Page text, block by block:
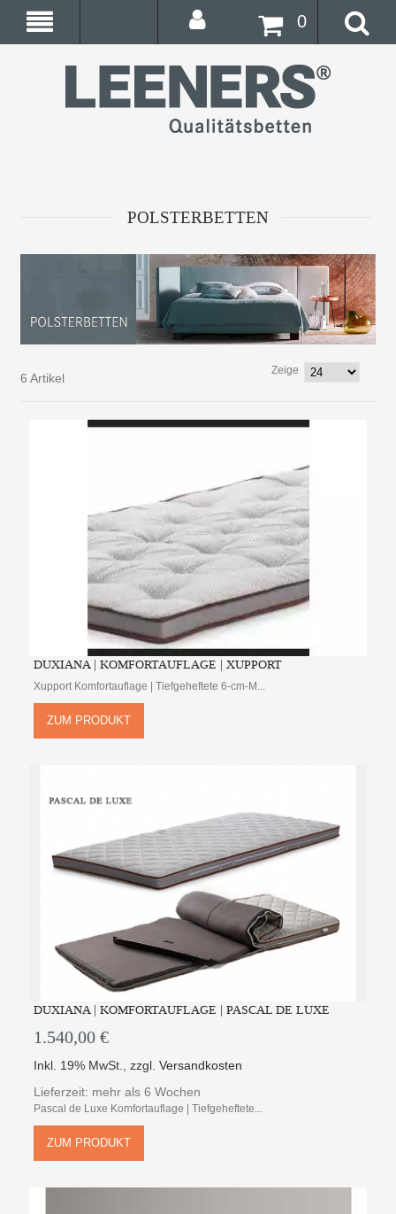
0
POLSTERBETTEN
6 Artikel
Zeige
DUXIANA | KOMFORTAUFLAGE | XUPPORT
Xupport Komfortauflage | Tiefgeheftete 6-cm-M...
ZUM PRODUKT
DUXIANA | KOMFORTAUFLAGE | PASCAL DE LUXE
1.540,00 €
Inkl. 19% MwSt. ,zzgl.Versandkosten
Lieferzeit: mehr als 6 Wochen
Pascal de Luxe Komfortauflage | Tiefgeheftete...
ZUM PRODUKT